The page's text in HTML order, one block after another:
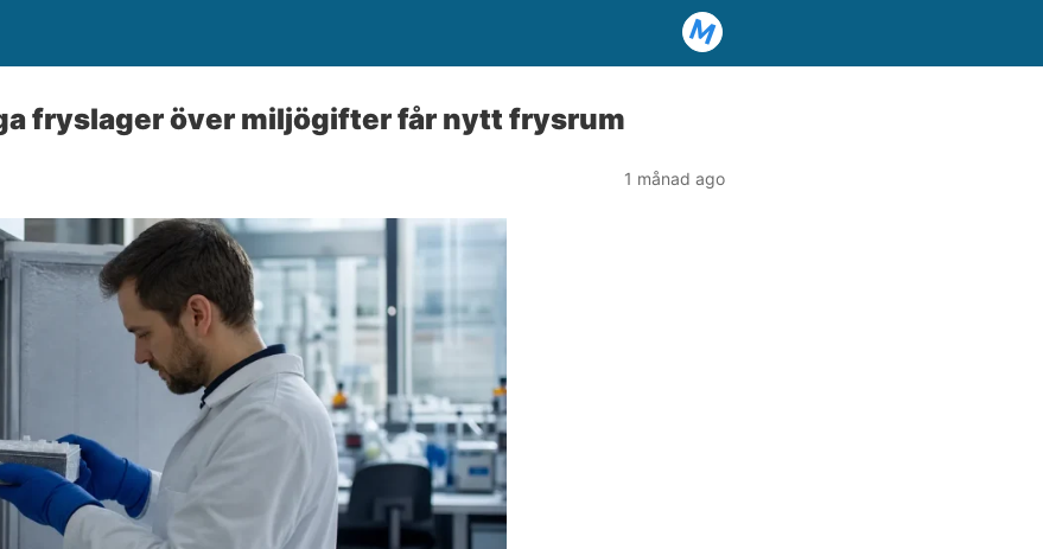
fryslager över miljögifter får nytt frysrum
1 månad ago